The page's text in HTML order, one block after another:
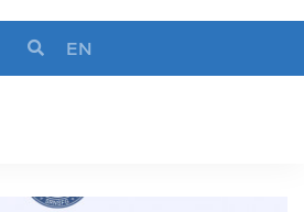
EN